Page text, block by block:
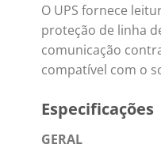
O UPS fornece
proteção de linha
comunicação
compatível com o
Especificações
GERAL